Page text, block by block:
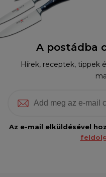
A postádba
Hírek, receptek, tippek
Az e-mail elküldésével